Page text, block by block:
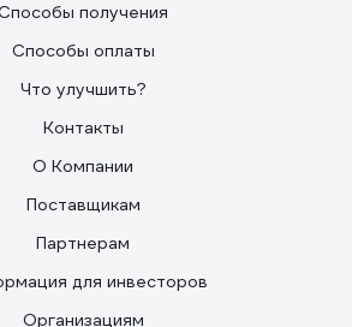
получения
Способы оплаты
Что улучшить?
Контакты
О Компании
Поставщикам
Партнерам
для инвесторов
Организациям